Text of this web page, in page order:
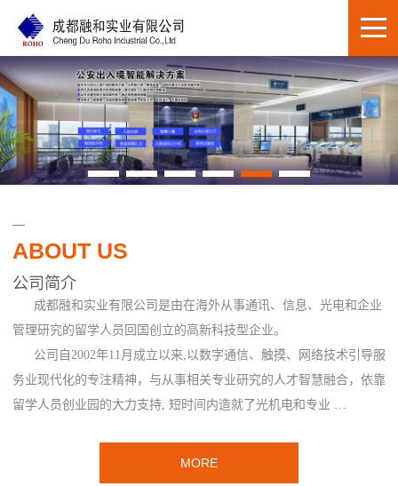
ABOUT US
公司简介
成都融和实业有限公司是由在海外从事通讯、信息、光电和企业
管理研究的留学人员回国创立的高新科技型企业。
公司自2002年11月成立以来,以数字通信、触摸、网络技术引导服
务业现代化的专注精神，与从事相关专业研究的人才智慧融合，依靠
留学人员创业园的大力支持, 短时间内造就了光机电和专业 …
MORE